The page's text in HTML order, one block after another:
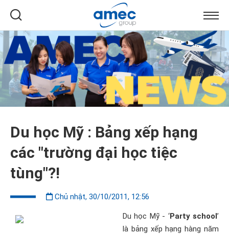
Du học Mỹ : Bảng xếp hạng
các "trường đại học tiệc
tùng"?!
Chủ nhật, 30/10/2011, 12:56
Du học Mỹ- ‘Party school’
là bảng xếp hạng hàng năm